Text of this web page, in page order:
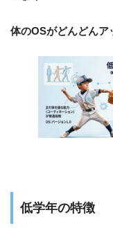
体のOSがどんどんア
低学年の特徴